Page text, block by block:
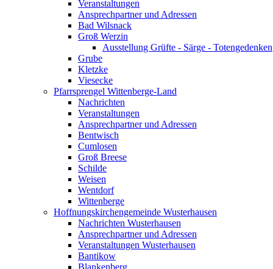
Veranstaltungen
Ansprechpartner und Adressen
Bad Wilsnack
Groß Werzin
Ausstellung Grüfte - Särge - Totengedenken
Grube
Kletzke
Viesecke
Pfarrsprengel Wittenberge-Land
Nachrichten
Veranstaltungen
Ansprechpartner und Adressen
Bentwisch
Cumlosen
Groß Breese
Schilde
Weisen
Wentdorf
Wittenberge
Hoffnungskirchengemeinde Wusterhausen
Nachrichten Wusterhausen
Ansprechpartner und Adressen
Veranstaltungen Wusterhausen
Bantikow
Blankenberg